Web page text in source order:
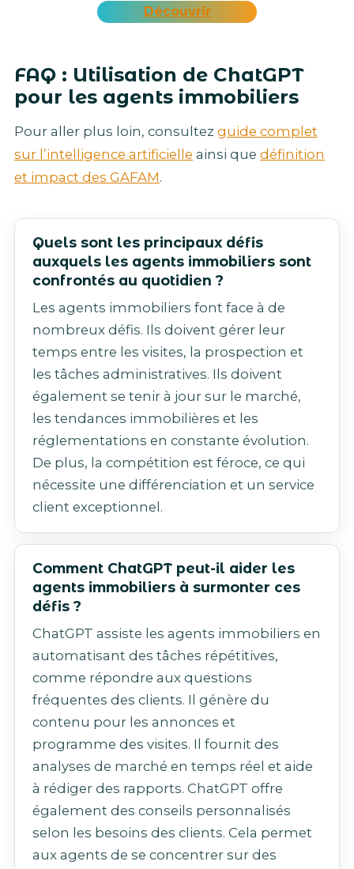
Découvrir
FAQ : Utilisation de ChatGPT
pour les agents immobiliers
Pour aller plus loin, consultez guide complet
sur l’intelligence artificielle ainsi que définition
et impact des GAFAM.
Quels sont les principaux défis
auxquels les agents immobiliers sont
confrontés au quotidien ?
Les agents immobiliers font face à de
nombreux défis. Ils doivent gérer leur
temps entre les visites, la prospection et
les tâches administratives. Ils doivent
également se tenir à jour sur le marché,
les tendances immobilières et les
réglementations en constante évolution.
De plus, la compétition est féroce, ce qui
nécessite une différenciation et un service
client exceptionnel.
Comment ChatGPT peut-il aider les
agents immobiliers à surmonter ces
défis ?
ChatGPT assiste les agents immobiliers en
automatisant des tâches répétitives,
comme répondre aux questions
fréquentes des clients. Il génère du
contenu pour les annonces et
programme des visites. Il fournit des
analyses de marché en temps réel et aide
à rédiger des rapports. ChatGPT offre
également des conseils personnalisés
selon les besoins des clients. Cela permet
aux agents de se concentrer sur des